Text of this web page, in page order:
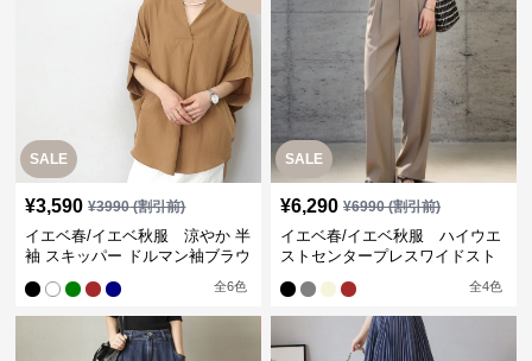
SALE
¥3,590 ¥3990(割引前)
イエベ春/イエベ秋服 涼やか 半
袖 スキッパー ドルマン袖ブラウ
全6色
SALE
¥6,290 ¥6990(割引前)
イエベ春/イエベ秋服 ハイウエ
ストセンタープレスワイドスト
全4色